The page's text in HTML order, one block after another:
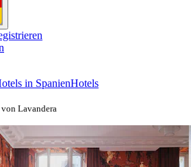
in SpanienHotels
Lavandera